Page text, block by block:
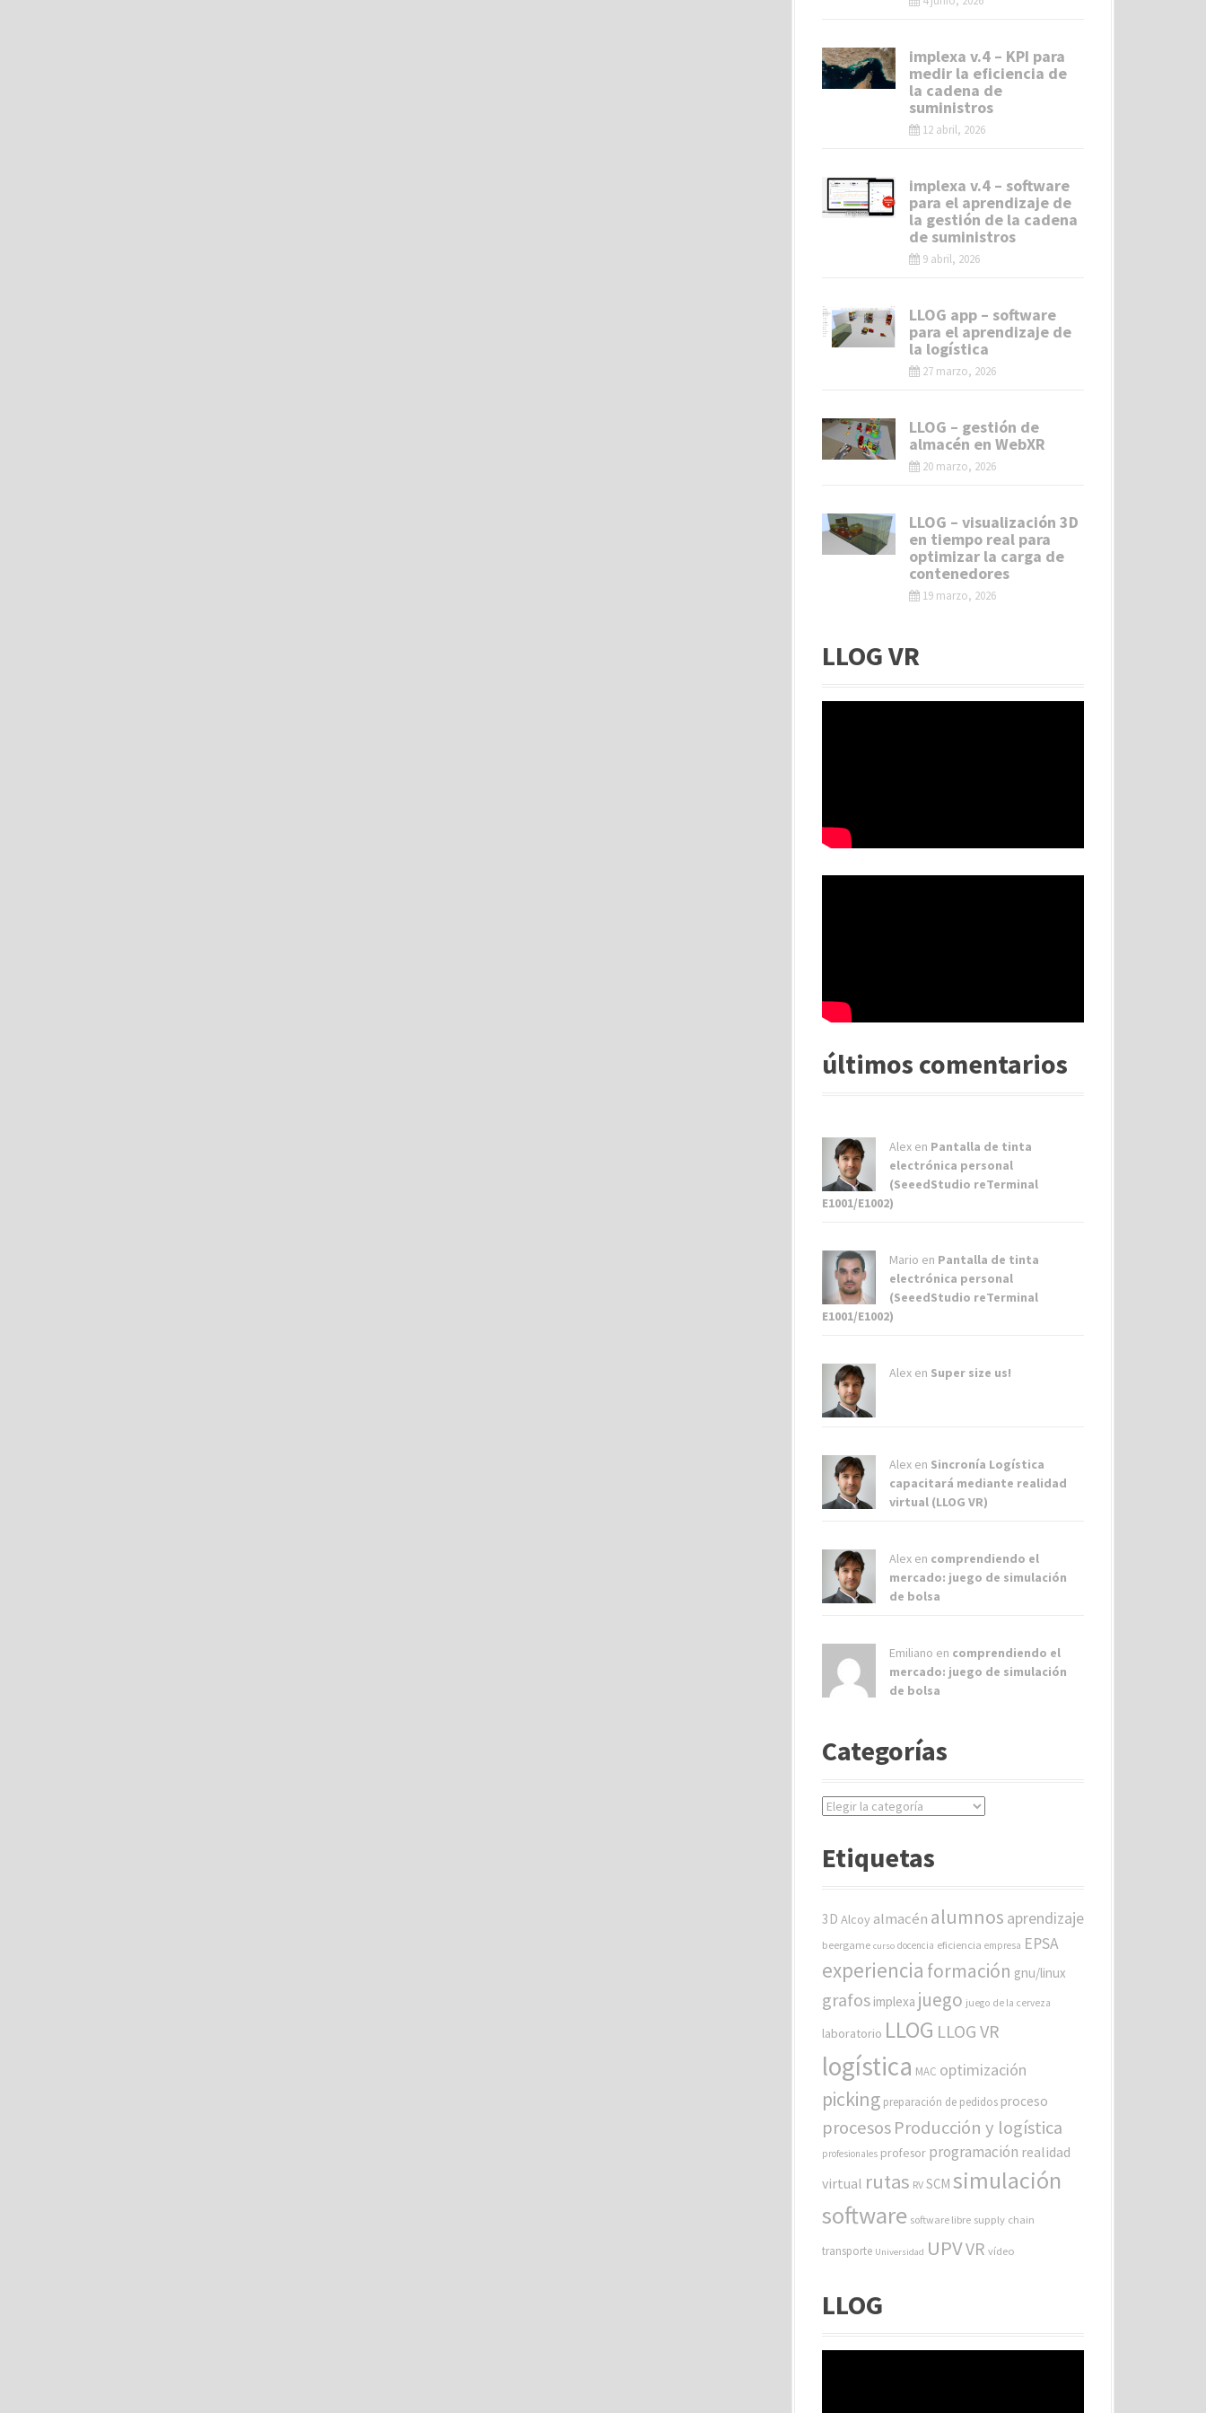
implexa v.4 – KPI para
medir la eficiencia de
la cadena de
suministros
12 abril, 2026
implexa v.4 – software
para el aprendizaje de
la gestión de la cadena
de suministros
9 abril, 2026
LLOG app – software
para el aprendizaje de
la logística
27 marzo, 2026
LLOG – gestión de
almacén en WebXR
20 marzo, 2026
LLOG – visualización 3D
en tiempo real para
optimizar la carga de
contenedores
19 marzo, 2026
LLOG VR
últimos comentarios
Alex en Pantalla de tinta
electrónica personal
(SeeedStudio reTerminal
E1001/E1002)
Mario en Pantalla de tinta
electrónica personal
(SeeedStudio reTerminal
E1001/E1002)
Alex en Super size us!
Alex en Sincronía Logística
capacitará mediante realidad
virtual (LLOG VR)
Alex en comprendiendo el
mercado: juego de simulación
de bolsa
Emiliano en comprendiendo el
mercado: juego de simulación
de bolsa
Categorías
C
e
r
s
Etiquetas
3D Alcoy almacén alumnos aprendizaje
beergame curso docencia eficiencia empresa EPSA
experiencia formación gnu/linux
grafos implexa juego juego de la cerveza
laboratorio LLOG LLOG VR
logística MAC optimización
picking preparación de pedidos proceso
procesosProducción y logística
profesionales profesor programación realidad
virtual rutas RV SCM simulación
software software libre supply chain
transporte Universidad UPVVR vídeo
LLOG